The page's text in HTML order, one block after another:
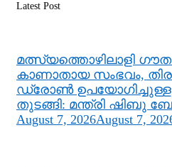
Latest Post
മത്സ്യത്തൊഴിലാളി
കാണാതായ സംഭവം,
ഡ്രോണ്‍
തുടങ്ങി: മന്ത്രി ഷിബു
August 7, 2026August 7,